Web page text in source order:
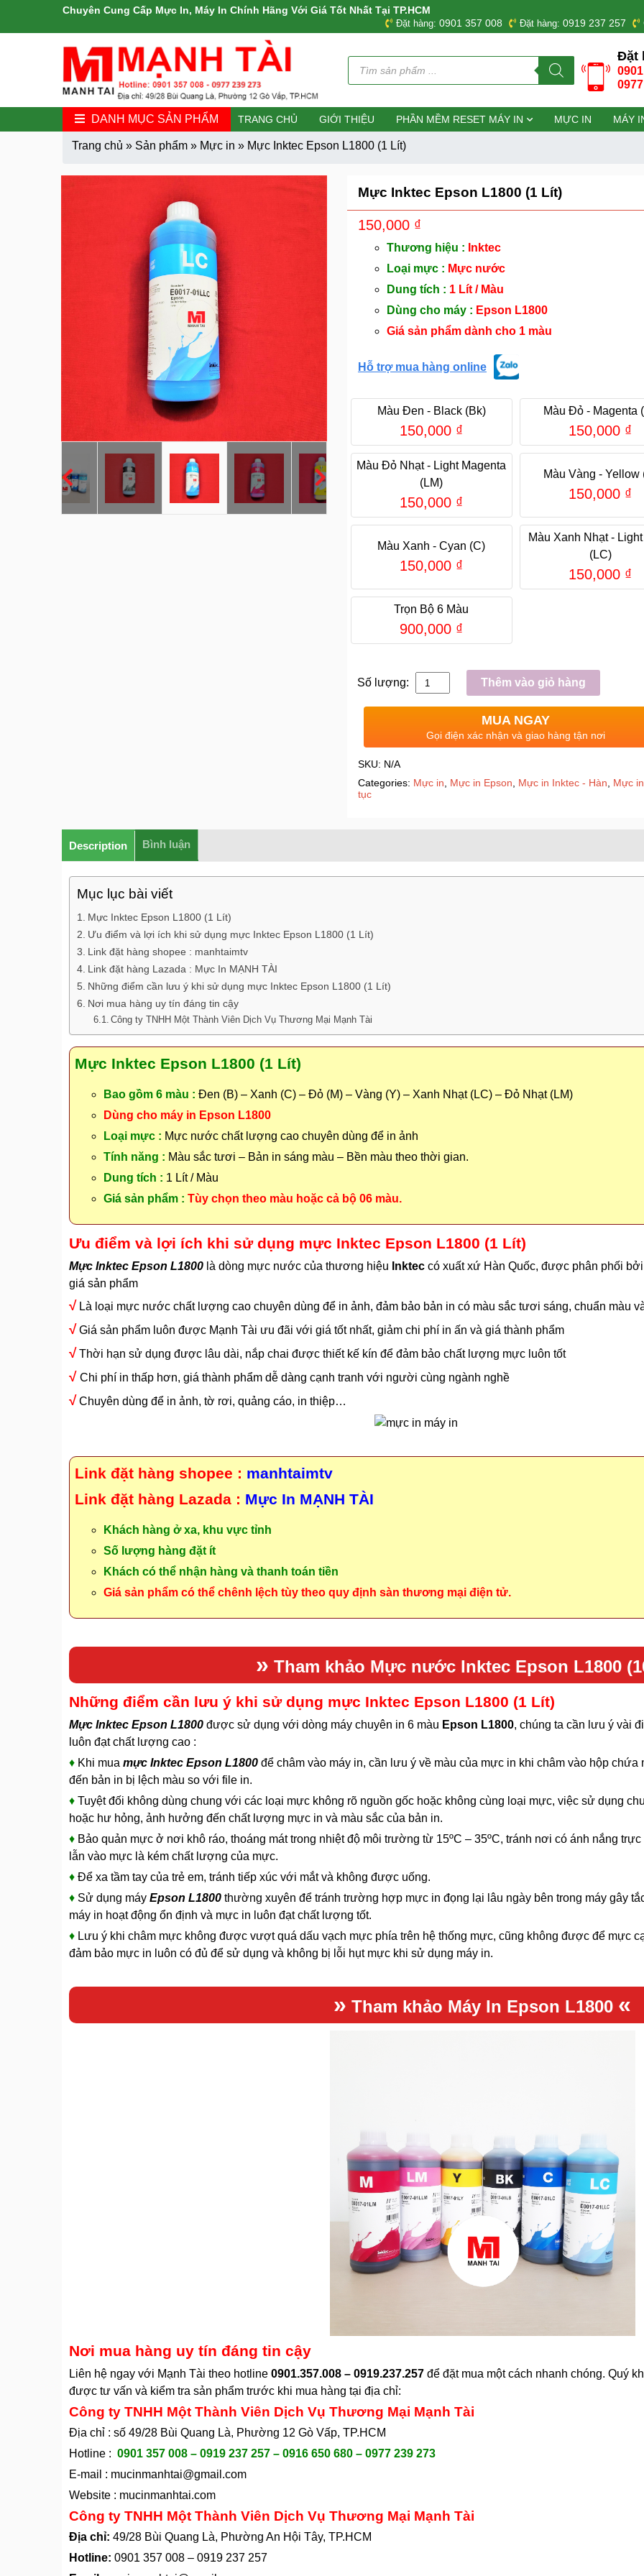
Chuyên Cung Cấp Mực In, Máy In Chính Hãng Với Giá Tốt Nhất Tại TP.HCM
Đặt hàng: 0901 357 008 Đặt hàng: 0919 237 257
Tìm
kiếm
sản
Đặt
DANH MỤC SẢN PHẨM TRANG CHỦ GIỚI THIỆU PHẦN MỀM RESET MÁY IN MỰC IN MÁY
Trang chủ » Sản phẩm» Mực in » Mực Inktec Epson L1800 (1 Lít)
Mực Inktec Epson L1800 (1 Lít)
150,000 ₫
Thương hiệu : Inktec
Loại mực : Mực nước
Dung tích : 1 Lít / Màu
Dùng cho máy : Epson L1800
Giá sản phẩm dành cho 1 màu
Hỗ trợ mua hàng online
Màu Đen - Black (Bk)
150,000 ₫
Màu Đỏ - Magenta
150,000 ₫
Màu Đỏ Nhạt - Light Magenta
(LM)
150,000 ₫
Màu Vàng - Yellow
150,000 ₫
Màu Xanh - Cyan (C)
150,000 ₫
Màu Xanh Nhạt -
(LC)
150,000 ₫
Trọn Bộ 6 Màu
900,000 ₫
Số lượng: Thêm vào giỏ hàng
MUA NGAY
Gọi điện xác nhận và giao hàng tận nơi
SKU: N/A
Categories: Mực in, Mực in Epson, Mực in Inktec - Hàn, Mực
tục
Description Bình luận
Mục lục bài viết
Mực Inktec Epson L1800 (1 Lít)
Ưu điểm và lợi ích khi sử dụng mực Inktec Epson L1800 (1 Lít)
Link đặt hàng shopee : manhtaimtv
Link đặt hàng Lazada : Mực In MẠNH TÀI
Những điểm cần lưu ý khi sử dụng mực Inktec Epson L1800 (1 Lít)
Nơi mua hàng uy tín đáng tin cậy
Công ty TNHH Một Thành Viên Dịch Vụ Thương Mại Mạnh Tài
Mực Inktec Epson L1800 (1 Lít)
Bao gồm 6 màu : Đen (B) – Xanh (C) – Đỏ (M) – Vàng (Y) – Xanh Nhạt (LC) – Đỏ Nhạt (LM)
Dùng cho máy in Epson L1800
Loại mực : Mực nước chất lượng cao chuyên dùng để in ảnh
Tính năng : Màu sắc tươi – Bản in sáng màu – Bền màu theo thời gian.
Dung tích : 1 Lít / Màu
Giá sản phẩm : Tùy chọn theo màu hoặc cả bộ 06 màu.
Ưu điểm và lợi ích khi sử dụng mực Inktec Epson L1800 (1 Lít)
Mực Inktec Epson L1800 là dòng mực nước của thương hiệu Inktec có xuất xứ Hàn Quốc, được phân phối
giá sản phẩm
√ Là loại mực nước chất lượng cao chuyên dùng để in ảnh, đảm bảo bản in có màu sắc tươi sáng, chuẩn màu
√ Giá sản phẩm luôn được Mạnh Tài ưu đãi với giá tốt nhất, giảm chi phí in ấn và giá thành phẩm
√ Thời hạn sử dụng được lâu dài, nắp chai được thiết kế kín để đảm bảo chất lượng mực luôn tốt
√ Chi phí in thấp hơn, giá thành phẩm dễ dàng cạnh tranh với người cùng ngành nghề
√ Chuyên dùng để in ảnh, tờ rơi, quảng cáo, in thiệp…
Link đặt hàng shopee : manhtaimtv
Link đặt hàng Lazada : Mực In MẠNH TÀI
Khách hàng ở xa, khu vực tỉnh
Số lượng hàng đặt ít
Khách có thể nhận hàng và thanh toán tiền
Giá sản phẩm có thể chênh lệch tùy theo quy định sàn thương mại điện tử.
» Tham khảo Mực nước Inktec Epson L1800
Những điểm cần lưu ý khi sử dụng mực Inktec Epson L1800 (1 Lít)
Mực Inktec Epson L1800 được sử dụng với dòng máy chuyên in 6 màu Epson L1800, chúng ta cần lưu ý vài
luôn đạt chất lượng cao :
♦ Khi mua mực Inktec Epson L1800 để châm vào máy in, cần lưu ý về màu của mực in khi châm vào hộp
đến bản in bị lệch màu so với file in.
♦ Tuyệt đối không dùng chung với các loại mực không rõ nguồn gốc hoặc không cùng loại mực, việc sử dụng
hoặc hư hỏng, ảnh hưởng đến chất lượng mực in và màu sắc của bản in.
♦ Bảo quản mực ở nơi khô ráo, thoáng mát trong nhiệt độ môi trường từ 15ºC – 35ºC, tránh nơi có ánh nắng
lẫn vào mực là kém chất lượng của mực.
♦ Để xa tầm tay của trẻ em, tránh tiếp xúc với mắt và không được uống.
♦ Sử dụng máy Epson L1800 thường xuyên để tránh trường hợp mực in đọng lại lâu ngày bên trong máy gây
máy in hoạt động ổn định và mực in luôn đạt chất lượng tốt.
♦ Lưu ý khi châm mực không được vượt quá dấu vạch mực phía trên hệ thống mực, cũng không được để mực
đảm bảo mực in luôn có đủ để sử dụng và không bị lỗi hụt mực khi sử dụng máy in.
» Tham khảo Máy In Epson L1800 «
Nơi mua hàng uy tín đáng tin cậy
Liên hệ ngay với Mạnh Tài theo hotline 0901.357.008 – 0919.237.257 để đặt mua một cách nhanh chóng. Quý
được tư vấn và kiểm tra sản phẩm trước khi mua hàng tại địa chỉ:
Công ty TNHH Một Thành Viên Dịch Vụ Thương Mại Mạnh Tài
Địa chỉ : số 49/28 Bùi Quang Là, Phường 12 Gò Vấp, TP.HCM
Hotline : 0901 357 008 – 0919 237 257 – 0916 650 680 – 0977 239 273
E-mail : mucinmanhtai@gmail.com
Website : mucinmanhtai.com
Công ty TNHH Một Thành Viên Dịch Vụ Thương Mại Mạnh Tài
Địa chỉ: 49/28 Bùi Quang Là, Phường An Hội Tây, TP.HCM
Hotline: 0901 357 008 – 0919 237 257